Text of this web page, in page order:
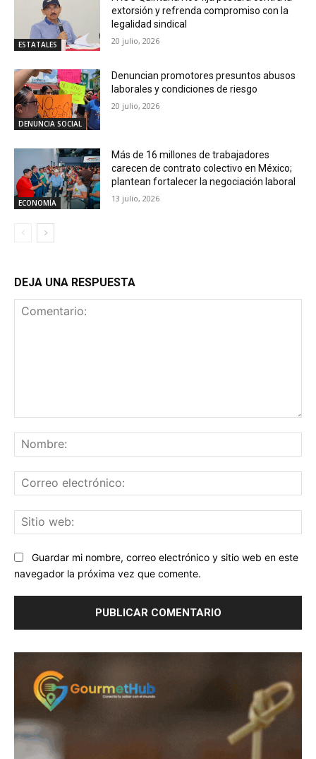
ESTATALES
extorsión y refrenda compromiso con la
legalidad sindical
20 julio, 2026
DENUNCIA SOCIAL
Denuncian promotores presuntos abusos
laborales y condiciones de riesgo
20 julio, 2026
ECONOMÍA
Más de 16 millones de trabajadores
carecen de contrato colectivo en México;
plantean fortalecer la negociación laboral
13 julio, 2026
DEJA UNA RESPUESTA
Guardar mi nombre, correo electrónico y sitio web en este
navegador la próxima vez que comente.